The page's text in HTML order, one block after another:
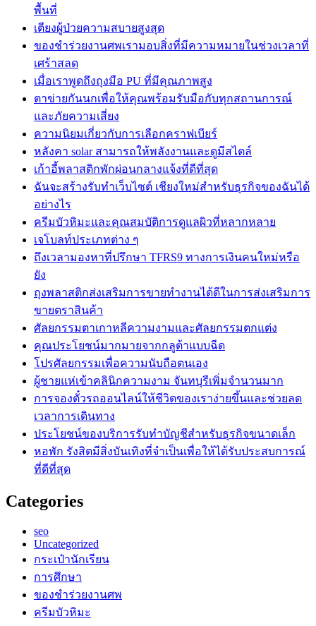
พื้นที่
เตียงผู้ป่วยความสบายสูงสุด
ของชำร่วยงานศพเรามอบสิ่งที่มีความหมายในช่วงเวลาที่
เศร้าสลด
เมื่อเราพูดถึงถุงมือ PU ที่มีคุณภาพสูง
ตาข่ายกันนกเพื่อให้คุณพร้อมรับมือกับทุกสถานการณ์
และภัยความเสี่ยง
ความนิยมเกี่ยวกับการเลือกคราฟเบียร์
หลังคา solar สามารถให้พลังงานและดูมีสไตล์
เก้าอี้พลาสติกพักผ่อนกลางแจ้งที่ดีที่สุด
ฉันจะสร้างรับทำเว็บไซต์ เชียงใหม่สำหรับธุรกิจของฉันได้
อย่างไร
ครีมบัวหิมะและคุณสมบัติการดูแลผิวที่หลากหลาย
เจโบลท์ประเภทต่าง ๆ
ถึงเวลามองหาที่ปรึกษา TFRS9 ทางการเงินคนใหม่หรือ
ยัง
ถุงพลาสติกส่งเสริมการขายทำงานได้ดีในการส่งเสริมการ
ขายตราสินค้า
ศัลยกรรมตาเกาหลีความงามและศัลยกรรมตกแต่ง
คุณประโยชน์มากมายจากกลูต้าแบบฉีด
โปรศัลยกรรมเพื่อความนับถือตนเอง
ผู้ชายแห่เข้าคลินิกความงาม จันทบุรีเพิ่มจำนวนมาก
การจองตั๋วรถออนไลน์ให้ชีวิตของเราง่ายขึ้นและช่วยลด
เวลาการเดินทาง
ประโยชน์ของบริการรับทำบัญชีสำหรับธุรกิจขนาดเล็ก
หอพัก รังสิตมีสิ่งบันเทิงที่จำเป็นเพื่อให้ได้รับประสบการณ์
ที่ดีที่สุด
Categories
seo
Uncategorized
กระเป๋านักเรียน
การศึกษา
ของชำร่วยงานศพ
ครีมบัวหิมะ